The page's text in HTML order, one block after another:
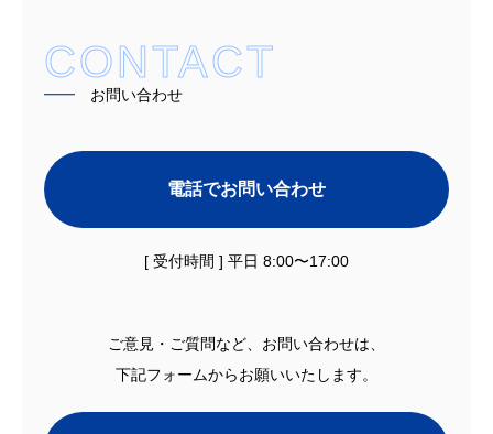
CONTACT
━━ お問い合わせ
電話でお問い合わせ
[ 受付時間 ] 平日 8:00〜17:00
ご意見・ご質問など、お問い合わせは、
下記フォームからお願いいたします。